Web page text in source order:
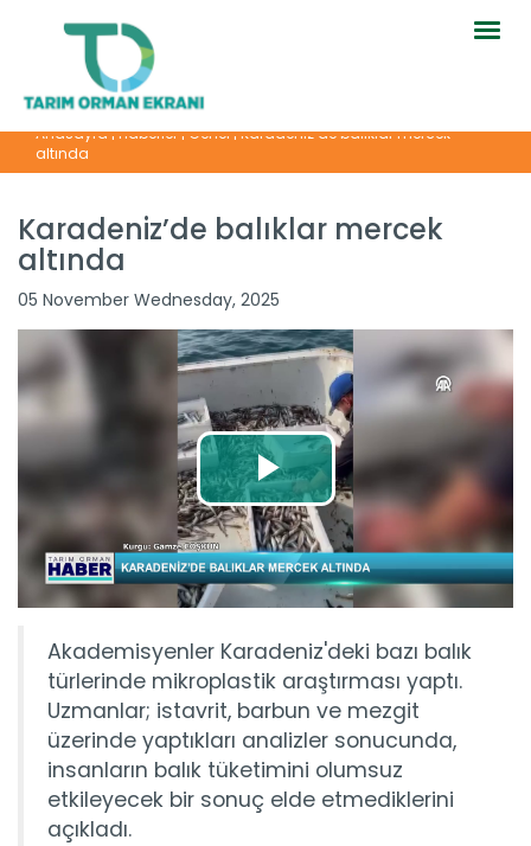
Anasayfa|Haberler|Genel|Karadeniz’de balıklar mercek
altında
Karadeniz’de balıklar mercek
altında
05 November Wednesday, 2025
Akademisyenler Karadeniz'deki bazı balık
türlerinde mikroplastik araştırması yaptı.
Uzmanlar; istavrit, barbun ve mezgit
üzerinde yaptıkları analizler sonucunda,
insanların balık tüketimini olumsuz
etkileyecek bir sonuç elde etmediklerini
açıkladı.